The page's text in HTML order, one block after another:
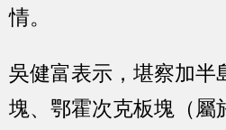
情。
吳健富表示，堪察加半
塊、鄂霍次克板塊（屬